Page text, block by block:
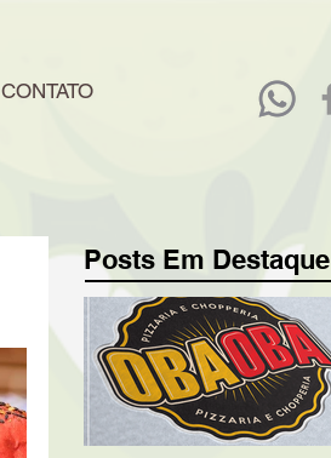
CONTATO
Posts Em Destaque